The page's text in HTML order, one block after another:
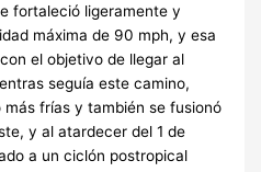
fortaleció ligeramente y
máxima de 90 mph, y esa
el objetivo de llegar al
seguía este camino,
frías y también se fusionó
y al atardecer del 1 de
a un ciclón postropical